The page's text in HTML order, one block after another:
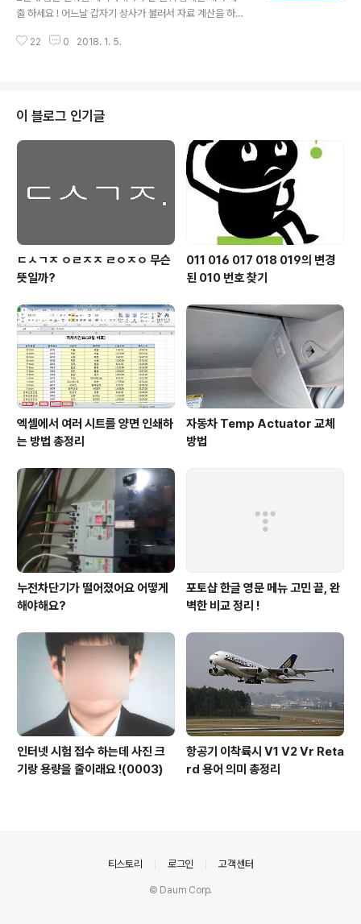
어 라디오 방송의 문제를 외국인 입장에서 풀면서 많은 것
이나 이를 처음 배우는 것은 외국인에게 그리 녹록치 않음
출 하세요 ! 어느날 갑자기 상사가 불러서 자료 계산을 하라
주간 단위로 합계 내라는 요청이다.연속된 일자의 자료 모
의 데이터라면 자동화된 방법을 고려해야만 한다.그렇다면
어떻게 해야할까 ? 엑셀의 함수를 이용하면 쉽게 처리할 수
있다. 엑셀의 Sumifs() 함수를 이용하면 자동으로 특정 날
짜 간격의 계산을 할 수 있다. 아래는 날짜 간격의 자료 계
산 사례이다. B3부터 날짜별로 연속된 자료가 있다. 매일
발생된 포인트를 계..
22 0 2018. 1. 5.
이 블로그 인기글
ㄷㅅㄱㅈ ㅇㄹㅈㅈ ㄹㅇㅈㅇ 무슨
뜻일까?
011 016 017 018 019의 변경
된 010 번호 찾기
엑셀에서 여러 시트를 양면 인쇄하
는 방법 총정리
자동차 Temp Actuator 교체
방법
누전차단기가 떨어졌어요 어떻게
해야해요?
포토샵 한글 영문 메뉴 고민 끝, 완
벽한 비교 정리 !
인터넷 시험 접수 하는데 사진 크
기랑 용량을 줄이래요 !(0003)
항공기 이착륙시 V1 V2 Vr Reta
rd 용어 의미 총정리
티스토리 로그인 고객센터
© Daum Corp.